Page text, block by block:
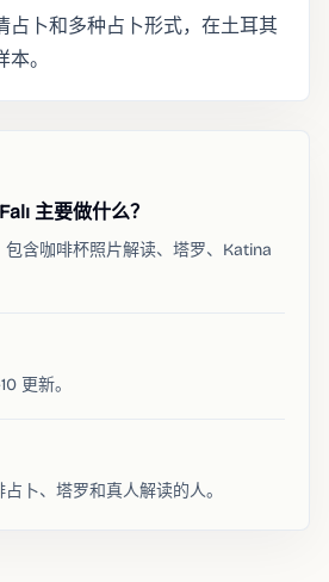
占卜和多种占卜形式，在土耳其
。
主要做什么？
含咖啡杯照片解读、塔罗、Katina
更新。
卜、塔罗和真人解读的人。